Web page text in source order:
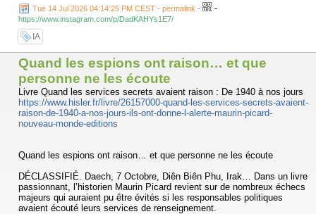
Tue 14 Jul 2026 04:14:25 PM CEST - permalink - -
https://www.instagram.com/p/DadKAHYs1E7/
IA
Quand les espions ont raison… et que
personne ne les écoute
Livre Quand les services secrets avaient raison : De 1940 à nos jours
https://www.hisler.fr/livre/26157000-quand-les-services-secrets-avaient-
raison-de-1940-a-nos-jours-ils-ont-donne-l-alerte-maurin-picard-
nouveau-monde-editions
Quand les espions ont raison… et que personne ne les écoute
DÉCLASSIFIÉ. Daech, 7 Octobre, Diên Biên Phu, Irak… Dans un livre
passionnant, l’historien Maurin Picard revient sur de nombreux échecs
majeurs qui auraient pu être évités si les responsables politiques
avaient écouté leurs services de renseignement.